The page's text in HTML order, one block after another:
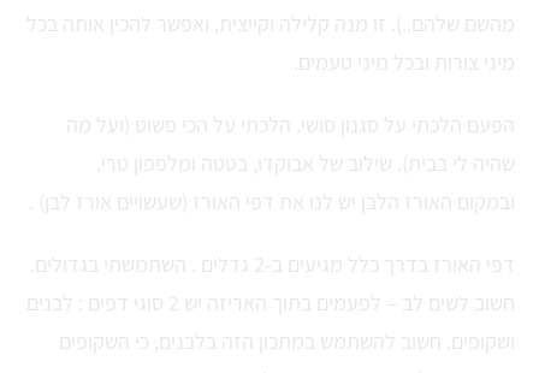
מהשם שלהם..). זו מנה קלילה וקייצית, ואפשר להכין אותה בכל
מיני צורות ובכל מיני טעמים.
הפעם הלכתי על סגנון סושי. הלכתי על הכי פשוט (ועל מה
שהיה לי בבית). שילוב של אבוקדו, בטטה ומלפפון טרי.
ובמקום האורז הלבן יש לנו את דפי האורז (שעשויים אורז לבן) .
דפי האורז בדרך כלל מגיעים ב-2 גדלים . השתמשתי בגדולים.
חשוב לשים לב – לפעמים בתוך האריזה יש 2 סוגי דפים : לבנים
ושקופים. חשוב להשתמש במתכון הזה בלבנים, כי השקופים